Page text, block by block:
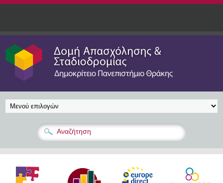
Παράκαμψη προς το κυρίως περιεχόμενο